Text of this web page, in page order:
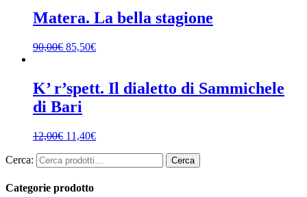
Matera. La bella stagione
90,00€ 85,50€
K’ r’spett. Il dialetto di Sammichele
di Bari
12,00€ 11,40€
Cerca: Cerca
Categorie prodotto